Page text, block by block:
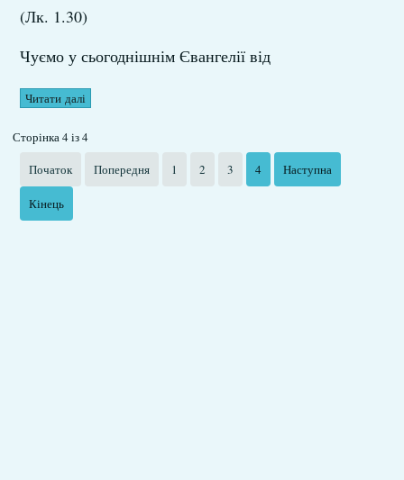
(Лк. 1.30)
Чуємо у сьогоднішнім Євангелії від
Читати далі
Сторінка 4 із 4
Початок
Попередня 1 2 3 4 Наступна
Кінець